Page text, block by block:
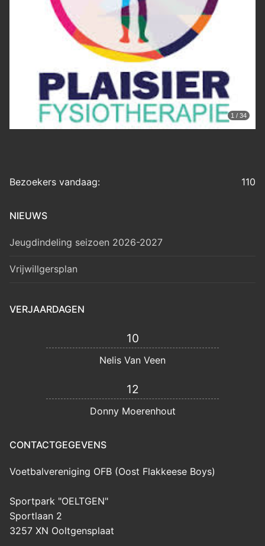
1 / 34
110
Bezoekers vandaag:
NIEUWS
Jeugdindeling seizoen 2026-2027
Vrijwillgersplan
VERJAARDAGEN
10
Nelis Van Veen
12
Donny Moerenhout
CONTACTGEGEVENS
Voetbalvereniging OFB (Oost Flakkeese Boys)
Sportpark "OELTGEN"
Sportlaan 2
3257 XN Ooltgensplaat